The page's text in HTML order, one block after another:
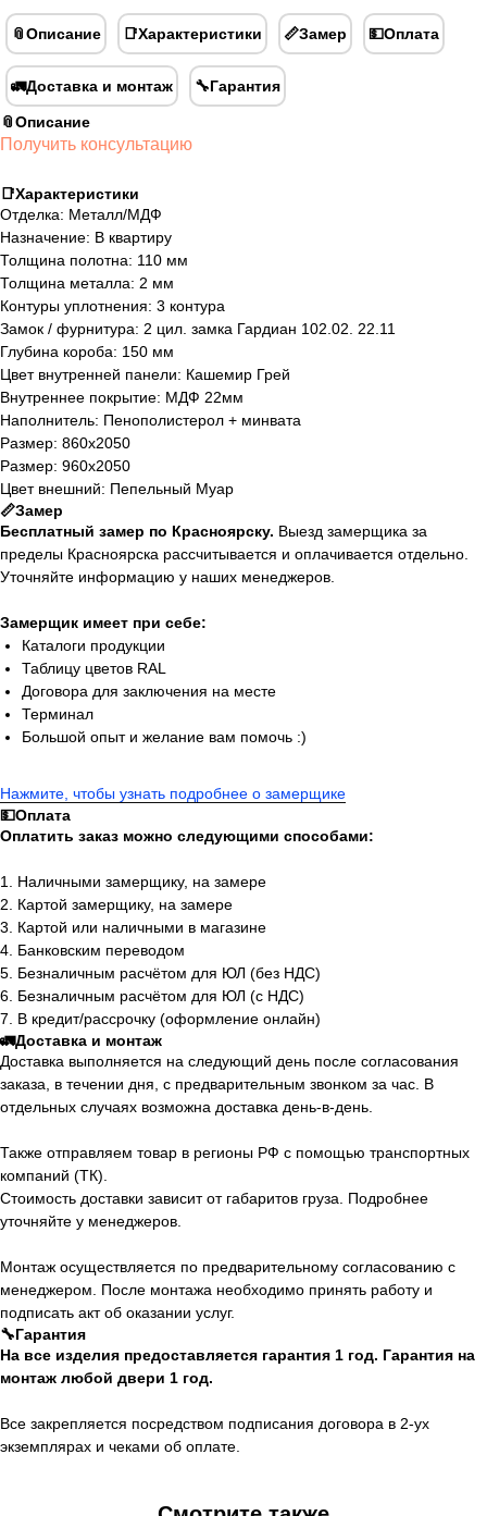
📎Описание 📑Характеристики 📏Замер 💵Оплата
🚛Доставка и монтаж 🔧Гарантия
📎Описание
Получить консультацию
📑Характеристики
Отделка: Металл/МДФ
Назначение: В квартиру
Толщина полотна: 110 мм
Толщина металла: 2 мм
Контуры уплотнения: 3 контура
Замок / фурнитура: 2 цил. замка Гардиан 102.02. 22.11
Глубина короба: 150 мм
Цвет внутренней панели: Кашемир Грей
Внутреннее покрытие: МДФ 22мм
Наполнитель: Пенополистерол + минвата
Размер: 860х2050
Размер: 960х2050
Цвет внешний: Пепельный Муар
📏Замер
Бесплатный замер по Красноярску. Выезд замерщика за
пределы Красноярска рассчитывается и оплачивается отдельно.
Уточняйте информацию у наших менеджеров.
Замерщик имеет при себе:
Каталоги продукции
Таблицу цветов RAL
Договора для заключения на месте
Терминал
Большой опыт и желание вам помочь :)
Нажмите, чтобы узнать подробнее о замерщике
💵Оплата
Оплатить заказ можно следующими способами:
1. Наличными замерщику, на замере
2. Картой замерщику, на замере
3. Картой или наличными в магазине
4. Банковским переводом
5. Безналичным расчётом для ЮЛ (без НДС)
6. Безналичным расчётом для ЮЛ (с НДС)
7. В кредит/рассрочку (оформление онлайн)
🚛Доставка и монтаж
Доставка выполняется на следующий день после согласования
заказа, в течении дня, с предварительным звонком за час. В
отдельных случаях возможна доставка день-в-день.
Также отправляем товар в регионы РФ с помощью транспортных
компаний (ТК).
Стоимость доставки зависит от габаритов груза. Подробнее
уточняйте у менеджеров.
Монтаж осуществляется по предварительному согласованию с
менеджером. После монтажа необходимо принять работу и
подписать акт об оказании услуг.
🔧Гарантия
На все изделия предоставляется гарантия 1 год. Гарантия на
монтаж любой двери 1 год.
Все закрепляется посредством подписания договора в 2-ух
экземплярах и чеками об оплате.